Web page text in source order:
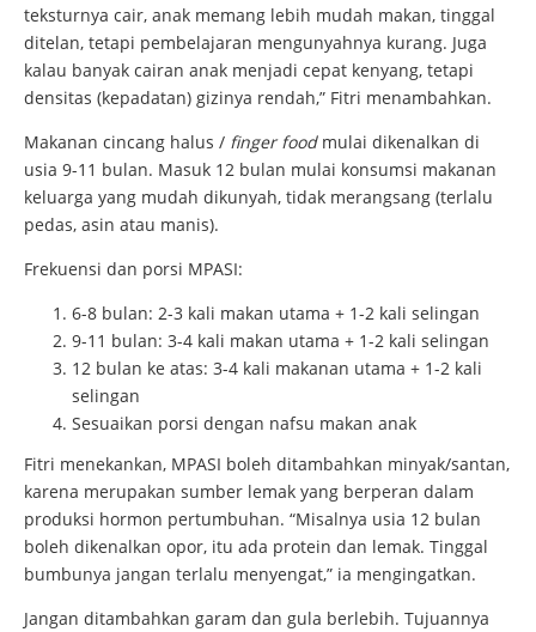
teksturnya cair, anak memang lebih mudah makan, tinggal
ditelan, tetapi pembelajaran mengunyahnya kurang. Juga
kalau banyak cairan anak menjadi cepat kenyang, tetapi
densitas (kepadatan) gizinya rendah,” Fitri menambahkan.
Makanan cincang halus / finger foodmulai dikenalkan di
usia 9-11 bulan. Masuk 12 bulan mulai konsumsi makanan
keluarga yang mudah dikunyah, tidak merangsang (terlalu
pedas, asin atau manis).
Frekuensi dan porsi MPASI:
6-8 bulan: 2-3 kali makan utama + 1-2 kali selingan
9-11 bulan: 3-4 kali makan utama + 1-2 kali selingan
12 bulan ke atas: 3-4 kali makanan utama + 1-2 kali
selingan
Sesuaikan porsi dengan nafsu makan anak
Fitri menekankan, MPASI boleh ditambahkan minyak/santan,
karena merupakan sumber lemak yang berperan dalam
produksi hormon pertumbuhan. “Misalnya usia 12 bulan
boleh dikenalkan opor, itu ada protein dan lemak. Tinggal
bumbunya jangan terlalu menyengat,” ia mengingatkan.
Jangan ditambahkan garam dan gula berlebih. Tujuannya